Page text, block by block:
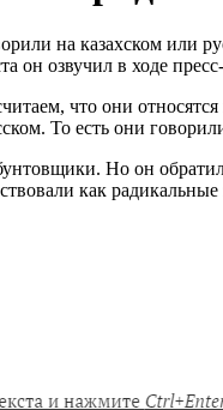
на казахском
он озвучил в ходе
что они
То есть они
Но он
как